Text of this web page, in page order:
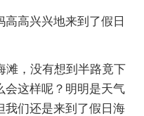
高兴兴地来到了假日
滩，没有想到半路竟下
会这样呢？明明是天气
我们还是来到了假日海